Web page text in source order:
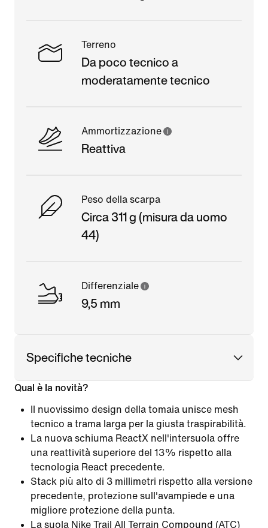
Terreno
Da poco tecnico a
moderatamente tecnico
Ammortizzazione
Reattiva
Peso della scarpa
Circa 311 g (misura da uomo
44)
Differenziale
9,5 mm
Specifiche tecniche
Qual è la novità?
Il nuovissimo design della tomaia unisce mesh
tecnico a trama larga per la giusta traspirabilità.
La nuova schiuma ReactX nell'intersuola offre
una reattività superiore del 13% rispetto alla
tecnologia React precedente.
Stack più alto di 3 millimetri rispetto alla versione
precedente, protezione sull'avampiede e una
migliore protezione della punta.
La suola Nike Trail All Terrain Compound (ATC)